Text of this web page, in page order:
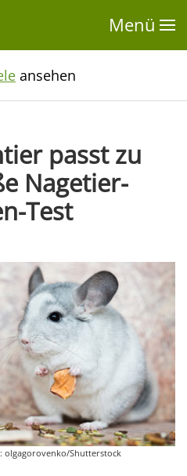
Menü
ansehen
passt zu
Nagetier-
Test
olgagorovenko/Shutterstock